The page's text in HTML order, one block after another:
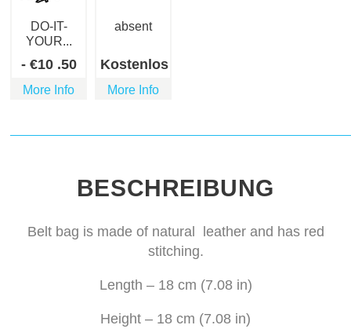
DO-IT-
YOUR...
- €10 .50
More Info
absent
Kostenlos
More Info
BESCHREIBUNG
Belt bag is made of natural leather and has red
stitching.
Length – 18 cm (7.08 in)
Height – 18 cm (7.08 in)